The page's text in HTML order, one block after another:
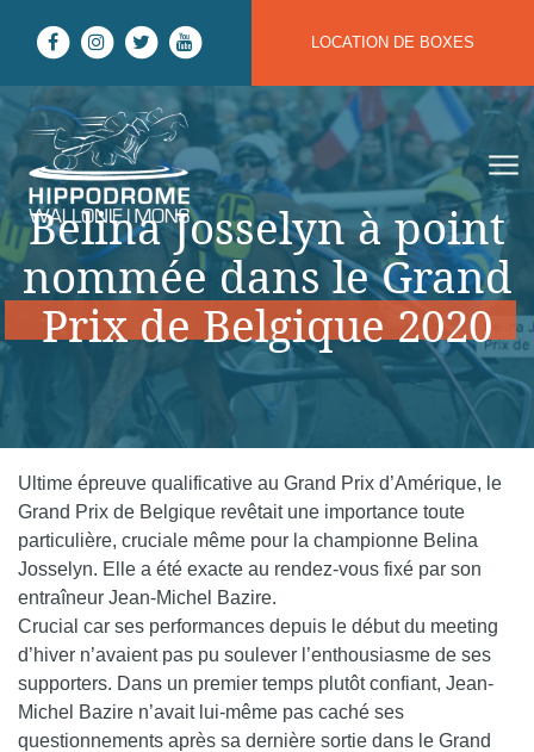
LOCATION DE BOXES
Hippodrome Wallonie | Mons
Belina Josselyn à point
nommée dans le Grand
Prix de Belgique 2020
Ultime épreuve qualificative au Grand Prix d’Amérique, le
Grand Prix de Belgique revêtait une importance toute
particulière, cruciale même pour la championne Belina
Josselyn. Elle a été exacte au rendez-vous fixé par son
entraîneur Jean-Michel Bazire.
Crucial car ses performances depuis le début du meeting
d’hiver n’avaient pas pu soulever l’enthousiasme de ses
supporters. Dans un premier temps plutôt confiant, Jean-
Michel Bazire n’avait lui-même pas caché ses
questionnements après sa dernière sortie dans le Grand